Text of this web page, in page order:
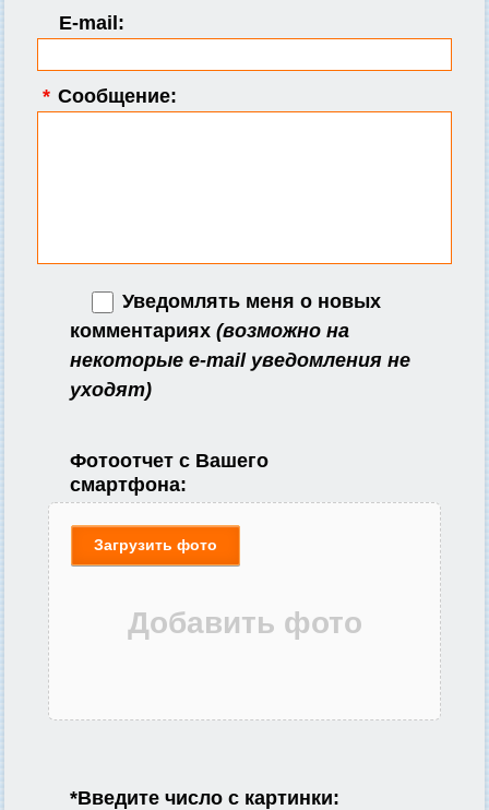
E-mail:
* Сообщение:
Уведомлять меня о новых
комментариях (возможно на
некоторые e-mail уведомления не
уходят)
Фотоотчет с Вашего
смартфона:
Загрузить фото
*Введите число с картинки: